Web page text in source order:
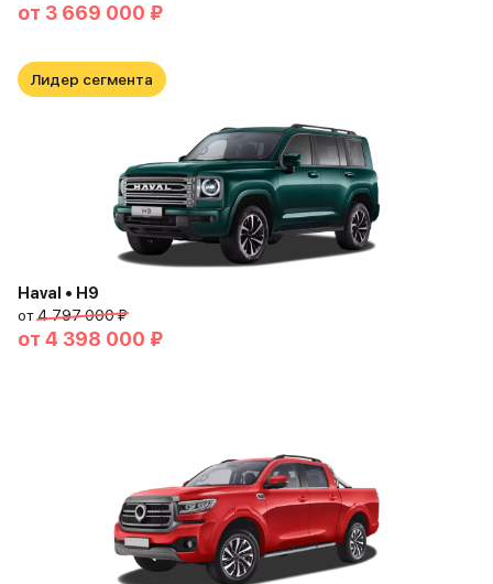
от 3 669 000 ₽
Лидер сегмента
Haval • H9
от4 797 000 ₽
от 4 398 000 ₽